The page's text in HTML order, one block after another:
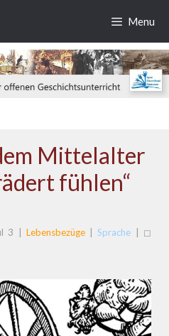
Menu
Mittelalter
fühlen“
3 | Lebensbezüge|Sprache | ◻